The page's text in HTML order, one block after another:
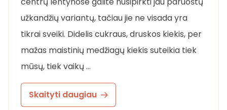
užkandžių variantų, tačiau jie ne visada yra
tikrai sveiki. Didelis cukraus, druskos kiekis, per
mažas maistinių medžiagų kiekis suteikia tiek
mūsų, tiek vaikų …
Skaityti daugiau